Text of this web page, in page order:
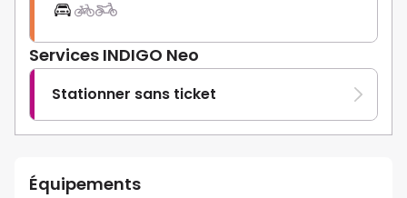
Services INDIGO Neo
Stationner sans ticket
Équipements